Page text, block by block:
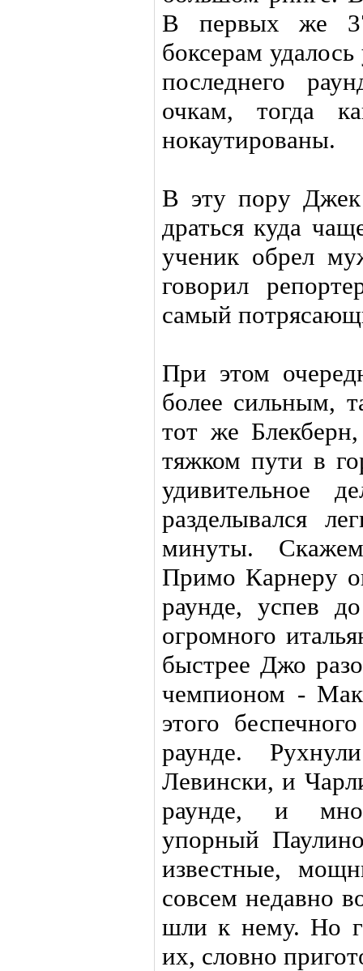
В первых же
боксерам
последнего
очкам, тогда
нокаутированы.
В эту пору Джек
драться куда
ученик обрел
говорил
самый
При этом
более сильным,
тот же
тяжком пути в
разделывался
минуты.
Примо Карнеру
раунде, успев
огромного
быстрее Джо
чемпионом -
этого
раунде.
Левински, и
раунде, и
упорный
известные,
совсем недавно
шли к нему. Но
их, словно